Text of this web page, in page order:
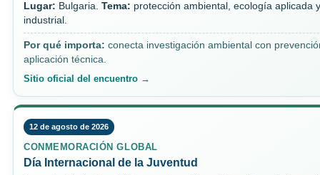
Lugar: Bulgaria. Tema: protección ambiental, ecología aplicada
industrial.
Por qué importa: conecta investigación ambiental con
aplicación técnica.
Sitio oficial del encuentro →
12 de agosto de 2026
CONMEMORACIÓN GLOBAL
Día Internacional de la Juventud